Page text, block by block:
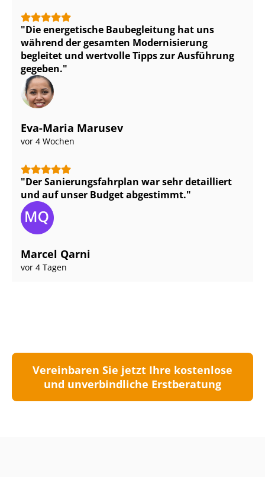
Die energetische Baubegleitung hat uns
während der gesamten Modernisierung
begleitet und wertvolle Tipps zur Ausführung
gegeben.
Eva-Maria Marusev
vor 4 Wochen
Der Sa­nie­rungs­fahr­plan war sehr detailliert
und auf unser Budget abgestimmt.
Marcel Qarni
vor 4 Tagen
Vereinbaren Sie jetzt Ihre kostenlose
und unverbindliche Erstberatung